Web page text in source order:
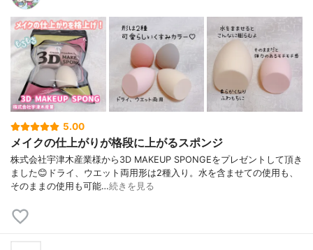
5.00
メイクの仕上がりが格段に上がるスポンジ
株式会社宇津木産業様から3D MAKEUP SPONGEをプレゼントして頂き
ました😊ドライ、ウエット両用形は2種入り。水を含ませての使用も、
そのままの使用も可能…続きを見る